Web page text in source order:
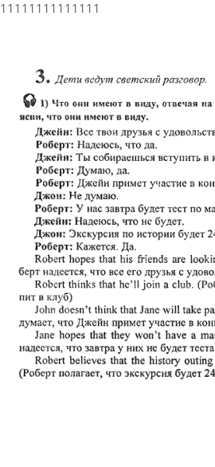
11111111111111